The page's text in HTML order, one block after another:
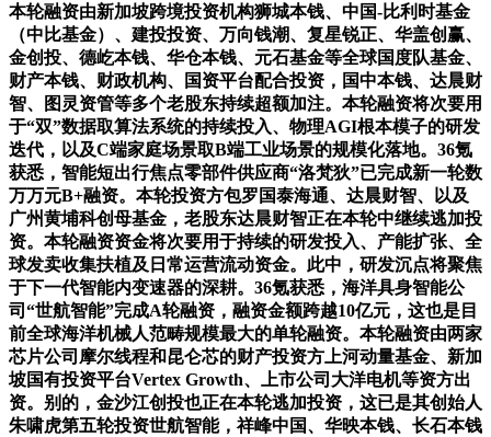
本轮融资由新加坡跨境投资机构狮城本钱、中国-比利时基金
（中比基金）、建投投资、万向钱潮、复星锐正、华盖创赢、
金创投、德屹本钱、华仓本钱、元石基金等全球国度队基金、
财产本钱、财政机构、国资平台配合投资，国中本钱、达晨财
智、图灵资管等多个老股东持续超额加注。本轮融资将次要用
于“双”数据取算法系统的持续投入、物理AGI根本模子的研发
迭代，以及C端家庭场景取B端工业场景的规模化落地。36氪
获悉，智能短出行焦点零部件供应商“洛梵狄”已完成新一轮数
万万元B+融资。本轮投资方包罗国泰海通、达晨财智、以及
广州黄埔科创母基金，老股东达晨财智正在本轮中继续逃加投
资。本轮融资资金将次要用于持续的研发投入、产能扩张、全
球发卖收集扶植及日常运营流动资金。此中，研发沉点将聚焦
于下一代智能内变速器的深耕。36氪获悉，海洋具身智能公
司“世航智能”完成A轮融资，融资金额跨越10亿元，这也是目
前全球海洋机械人范畴规模最大的单轮融资。本轮融资由两家
芯片公司摩尔线程和昆仑芯的财产投资方上河动量基金、新加
坡国有投资平台Vertex Growth、上市公司大洋电机等资方出
资。别的，金沙江创投也正在本轮逃加投资，这已是其创始人
朱啸虎第五轮投资世航智能，祥峰中国、华映本钱、长石本钱